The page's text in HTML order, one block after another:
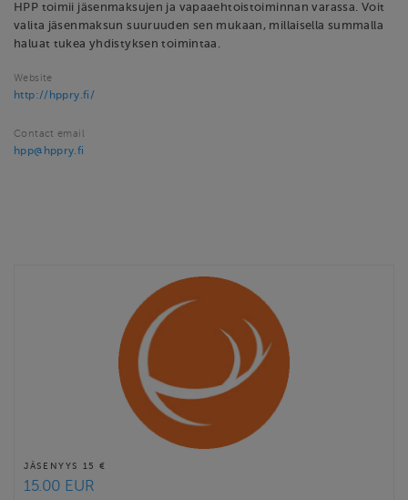
HPP toimii jäsenmaksujen ja vapaaehtoistoiminnan varassa. Voit
valita jäsenmaksun suuruuden sen mukaan, millaisella summalla
haluat tukea yhdistyksen toimintaa.
Website
http://hppry.fi/
Contact email
hpp@hppry.fi
JÄSENYYS 15 €
15.00 EUR